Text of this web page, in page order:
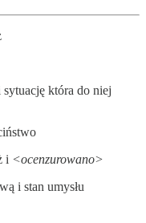
która do niej
i <ocenzurowano>
i stan umysłu